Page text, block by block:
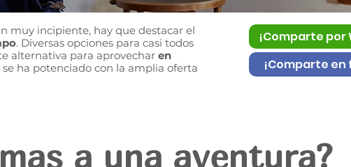
muy incipiente, hay que destacar el
. Diversas opciones para casi todos
alternativa para aprovechar en
se ha potenciado con la amplia oferta
¡Comparte por
¡Comparte
a una aventura?